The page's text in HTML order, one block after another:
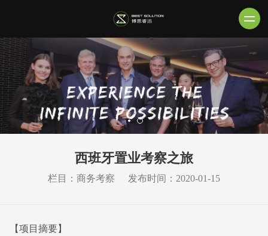
西班牙置业考察之旅
栏目：商务考察 发布时间：2020-01-15
【项目摘要】